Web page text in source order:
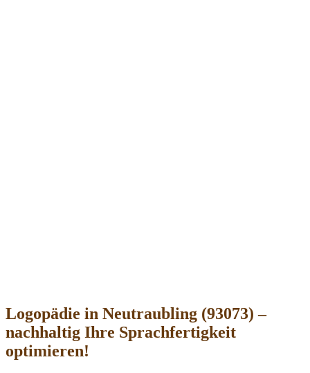
Logopädie in Neutraubling (93073) –
nachhaltig Ihre Sprachfertigkeit
optimieren!